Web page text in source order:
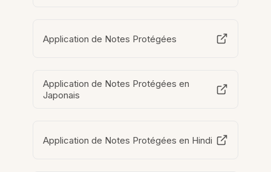
Application de Notes Protégées
Application de Notes Protégées en
Japonais
Application de Notes Protégées en Hindi